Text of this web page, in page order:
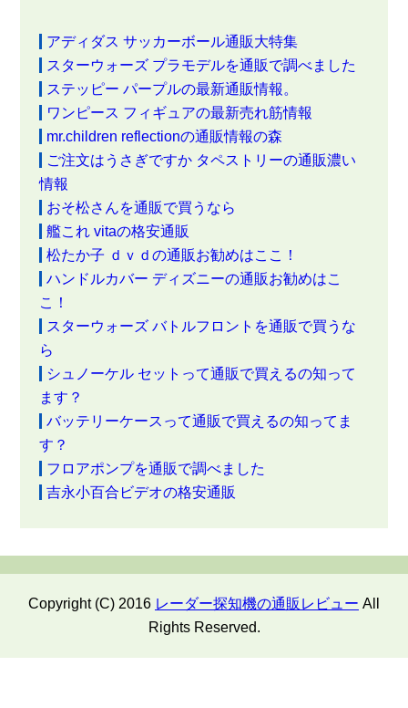
アディダス サッカーボール通販大特集
スターウォーズ プラモデルを通販で調べました
ステッピー パープルの最新通販情報。
ワンピース フィギュアの最新売れ筋情報
mr.children reflectionの通販情報の森
ご注文はうさぎですか タペストリーの通販濃い
情報
おそ松さんを通販で買うなら
艦これ vitaの格安通販
松たか子 ｄｖｄの通販お勧めはここ！
ハンドルカバー ディズニーの通販お勧めはこ
こ！
スターウォーズ バトルフロントを通販で買うな
ら
シュノーケル セットって通販で買えるの知って
ます？
バッテリーケースって通販で買えるの知ってま
す？
フロアポンプを通販で調べました
吉永小百合ビデオの格安通販
Copyright (C) 2016 レーダー探知機の通販レビュー All
Rights Reserved.